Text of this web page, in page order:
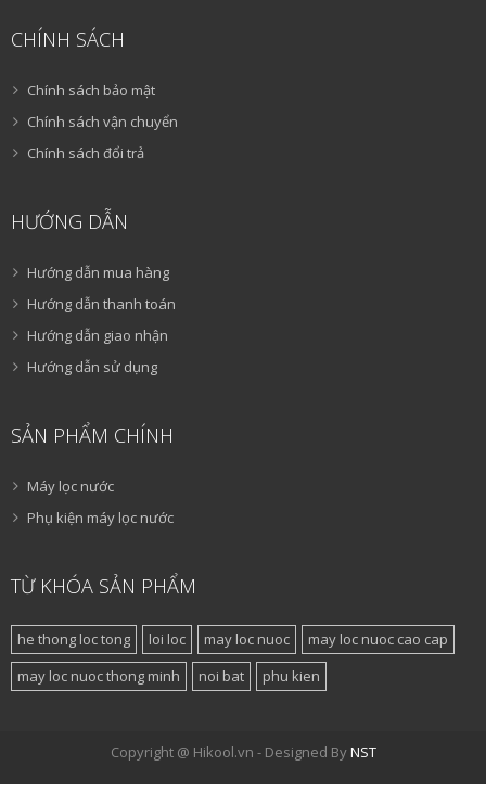
CHÍNH SÁCH
Chính sách bảo mật
Chính sách vận chuyển
Chính sách đổi trả
HƯỚNG DẪN
Hướng dẫn mua hàng
Hướng dẫn thanh toán
Hướng dẫn giao nhận
Hướng dẫn sử dụng
SẢN PHẨM CHÍNH
Máy lọc nước
Phụ kiện máy lọc nước
TỪ KHÓA SẢN PHẨM
he thong loc tong loi loc may loc nuoc
may loc nuoc cao cap
may loc nuoc thong minh
noi bat phu kien
Copyright @ Hikool.vn - Designed ByNST